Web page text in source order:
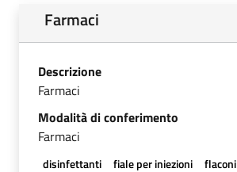
Farmaci
Descrizione
Farmaci
Modalità di conferimento
Farmaci
disinfettanti fiale per iniezioni flaconi